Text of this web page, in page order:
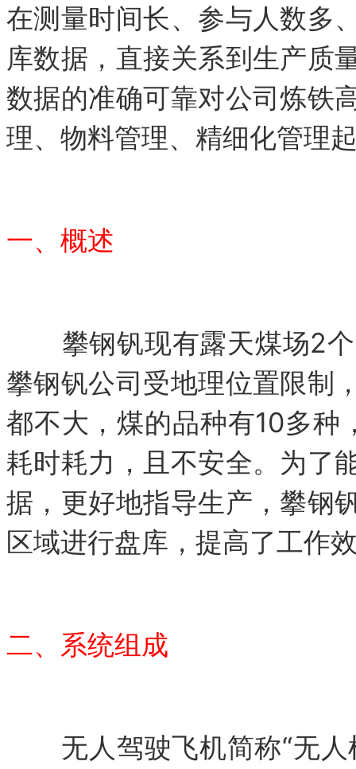
在测量时间长、参与人数多
库数据，直接关系到生产质
数据的准确可靠对公司炼铁
理、物料管理、精细化管理
一、概述
攀钢钒现有露天煤场2个
攀钢钒公司受地理位置限制
都不大，煤的品种有10多种
耗时耗力，且不安全。为了
据，更好地指导生产，攀钢
区域进行盘库，提高了工作
二、系统组成
无人驾驶飞机简称“无人